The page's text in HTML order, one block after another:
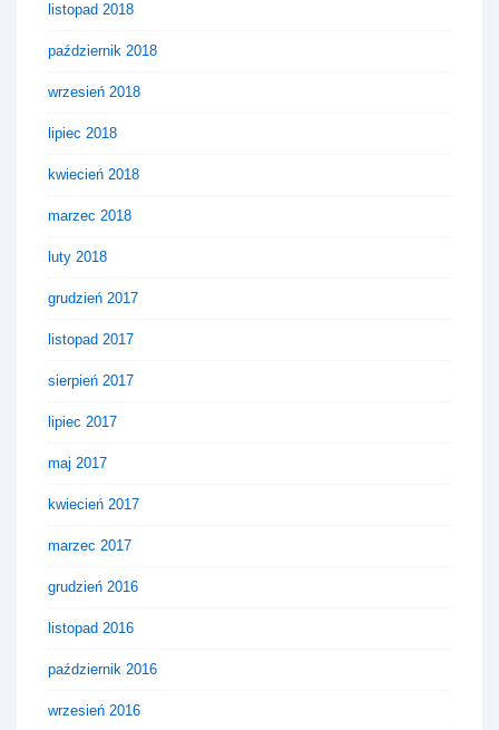
listopad 2018
październik 2018
wrzesień 2018
lipiec 2018
kwiecień 2018
marzec 2018
luty 2018
grudzień 2017
listopad 2017
sierpień 2017
lipiec 2017
maj 2017
kwiecień 2017
marzec 2017
grudzień 2016
listopad 2016
październik 2016
wrzesień 2016